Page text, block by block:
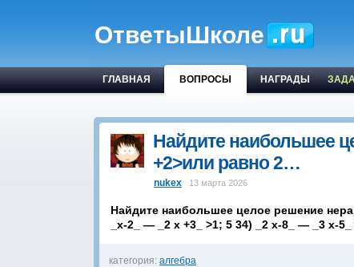
ОтветыШколе
ГЛАВНАЯ ВОПРОСЫ НАГРАДЫ
Найдите наибольшее
+2>или равно 2…
nukex 13 марта 2026
Найдите наибольшее целое решение
_х-2_ — _2 х +3_ >1; 5 34) _2 х-8_ — _3
категория: алгебра